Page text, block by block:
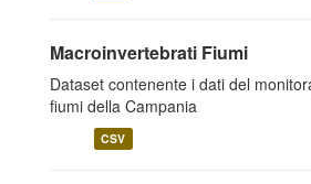
Macroinvertebrati Fiumi
Dataset contenente i dati del
fiumi della Campania
CSV